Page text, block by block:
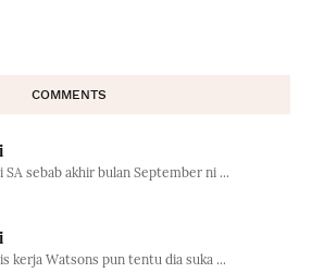
COMMENTS
SA sebab akhir bulan September ni ...
kerja Watsons pun tentu dia suka ...